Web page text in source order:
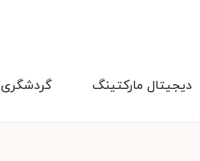
گردشگری دیجیتال مارکتینگ